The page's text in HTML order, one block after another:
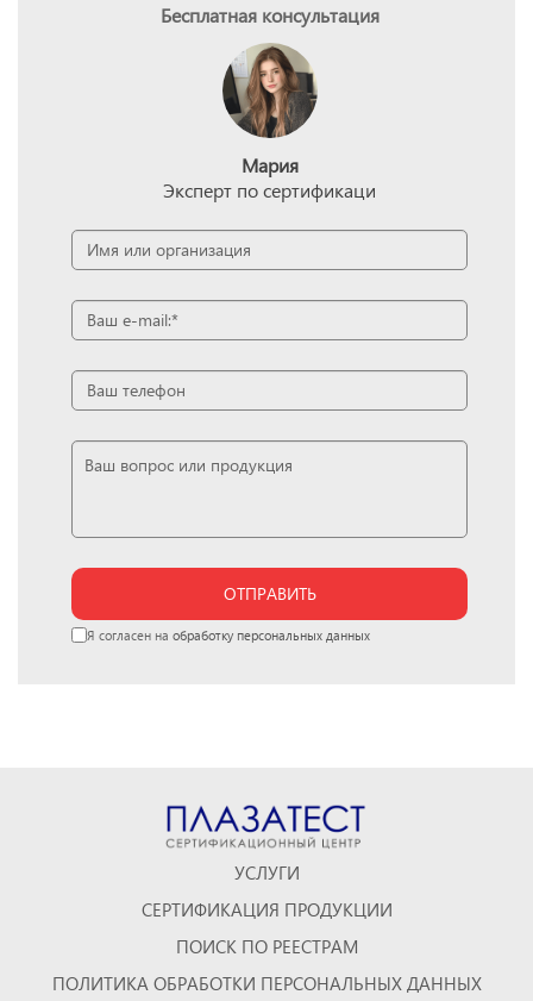
Бесплатная консультация
Мария
Эксперт по сертификаци
ОТПРАВИТЬ
Я согласен на обработку персональных данных
УСЛУГИ
СЕРТИФИКАЦИЯ ПРОДУКЦИИ
ПОИСК ПО РЕЕСТРАМ
ПОЛИТИКА ОБРАБОТКИ ПЕРСОНАЛЬНЫХ ДАННЫХ